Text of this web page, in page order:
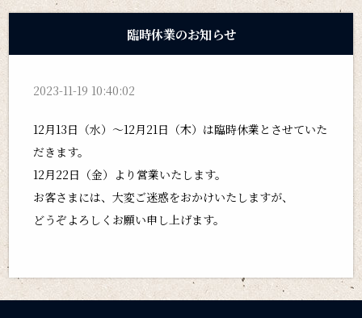
臨時休業のお知らせ
2023-11-19 10:40:02
12月13日（水）～12月21日（木）は臨時休業とさせていた
だきます。
12月22日（金）より営業いたします。
お客さまには、大変ご迷惑をおかけいたしますが、
どうぞよろしくお願い申し上げます。